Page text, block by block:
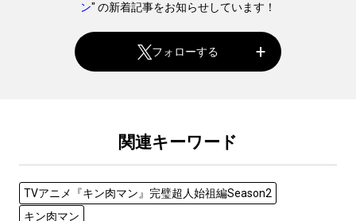
ン" の新着記事をお知らせしています！
フォローする
関連キーワード
TVアニメ『キン肉マン』完璧超人始祖編Season2
キン肉マン